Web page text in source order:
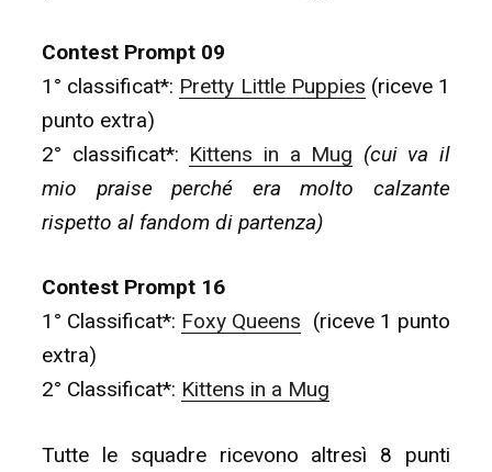
Contest Prompt 09
1° classificat*: Pretty Little Puppies (riceve 1
punto extra)
2° classificat*: Kittens in a Mug (cui va il
mio praise perché era molto calzante
rispetto al fandom di partenza)
Contest Prompt 16
1° Classificat*: Foxy Queens (riceve 1 punto
extra)
2° Classificat*: Kittens in a Mug
Tutte le squadre ricevono altresì 8 punti